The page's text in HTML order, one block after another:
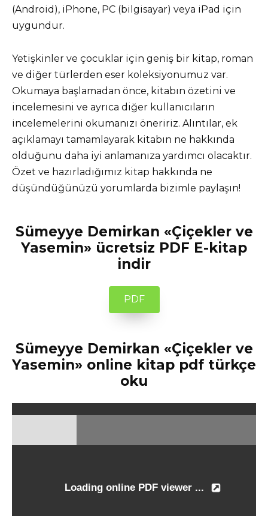
(Android), iPhone, PC (bilgisayar) veya iPad için
uygundur.
Yetişkinler ve çocuklar için geniş bir kitap, roman
ve diğer türlerden eser koleksiyonumuz var.
Okumaya başlamadan önce, kitabın özetini ve
incelemesini ve ayrıca diğer kullanıcıların
incelemelerini okumanızı öneririz. Alıntılar, ek
açıklamayı tamamlayarak kitabın ne hakkında
olduğunu daha iyi anlamanıza yardımcı olacaktır.
Özet ve hazırladığımız kitap hakkında ne
düşündüğünüzü yorumlarda bizimle paylaşın!
Sümeyye Demirkan «Çiçekler ve
Yasemin» ücretsiz PDF E-kitap
indir
PDF
Sümeyye Demirkan «Çiçekler ve
Yasemin» online kitap pdf türkçe
oku